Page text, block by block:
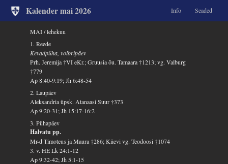
Kalender mai 2026 Info Seaded
MAI / lehekuu
1. Reede
Kevadpüha, volbripäev
Prh. Jeremija †VI eKr.; Gruusia õu. Tamaara †1213; vg. Valburg
†779
Ap 8:40-9:19; Jh 6:48-54
2. Laupäev
Aleksandria üpsk. Atanaasi Suur †373
Ap 9:20-31; Jh 15:17-16:2
3. Pühapäev
Halvatu pp.
Mr-d Timoteus ja Maura †286; Kiievi vg. Teodoosi †1074
3. v. HE Lk 24:1-12
Ap 9:32-42; Jh 5:1-15